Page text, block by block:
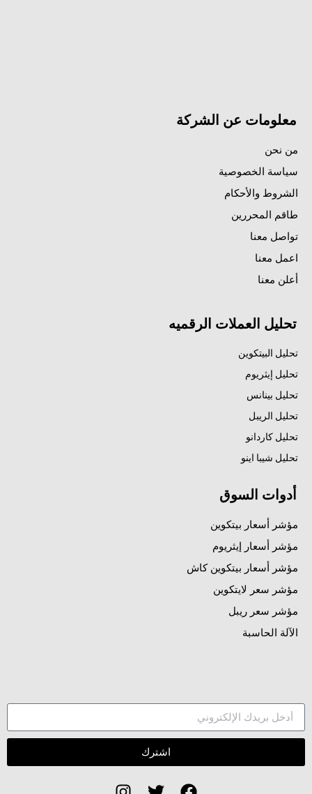
معلومات عن الشركة
من نحن
سياسة الخصوصية
الشروط والأحكام
طاقم المحررين
تواصل معنا
اعمل معنا
أعلن معنا
تحليل العملات الرقميه
تحليل البيتكوين
تحليل إيثريوم
تحليل بينانس
تحليل الريبل
تحليل كاردانو
تحليل شيبا اينو
أدوات السوق
مؤشر أسعار بيتكوين
مؤشر أسعار إيثريوم
مؤشر أسعار بيتكوين كاش
مؤشر سعر لايتكوين
مؤشر سعر ريبل
الآلة الحاسبة
اشترك